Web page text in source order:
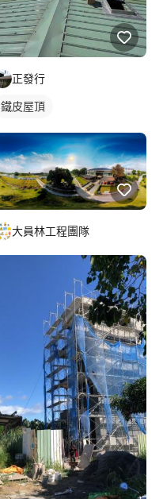
正發行
鐵皮屋頂
大員林工程團隊